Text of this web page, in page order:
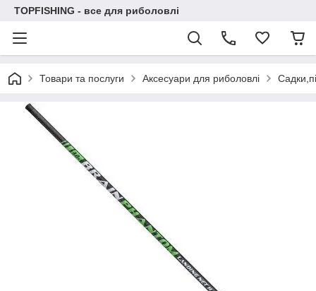
TOPFISHING - все для риболовлі
Товари та послуги Аксесуари для риболовлі